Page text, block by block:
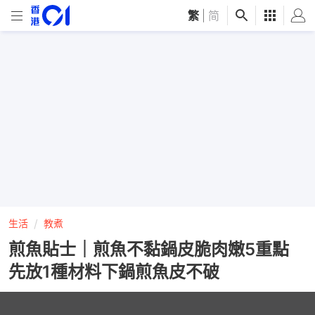
繁 简
生活 教煮
煎魚貼士｜煎魚不黏鍋皮脆肉嫩5重點
先放1種材料下鍋煎魚皮不破